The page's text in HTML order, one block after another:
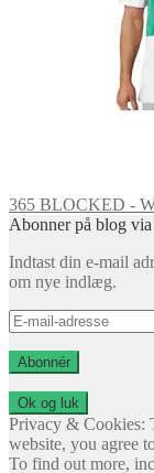
365 BLOCKED -
Abonner på blog
Indtast din e-mail
om nye indlæg.
E-
mail-
adresse
Abonnér
Privacy & Cookies:
website, you agree
To find out more,